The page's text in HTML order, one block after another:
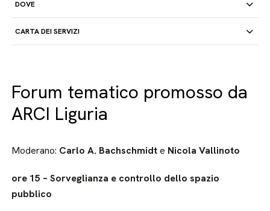
DOVE
CARTA DEI SERVIZI
Forum tematico promosso da
ARCI Liguria
Moderano: Carlo A. Bachschmidte Nicola Vallinoto
ore 15 – Sorveglianza e controllo dello spazio
pubblico